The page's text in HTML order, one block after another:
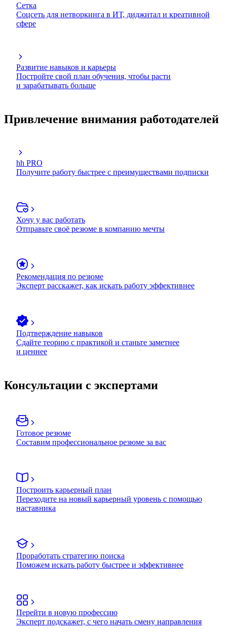
Сетка
Соцсеть для нетворкинга в ИТ, диджитал и креативной
сфере
Развитие навыков и карьеры
Постройте свой план обучения, чтобы расти
и зарабатывать больше
Привлечение внимания работодателей
hh PRO
Получите работу быстрее с преимуществами подписки
Хочу у вас работать
Отправьте своё резюме в компанию мечты
Рекомендация по резюме
Эксперт расскажет, как искать работу эффективнее
Подтверждение навыков
Сдайте теорию с практикой и станьте заметнее
и ценнее
Консультации с экспертами
Готовое резюме
Составим профессиональное резюме за вас
Построить карьерный план
Переходите на новый карьерный уровень с помощью
наставника
Проработать стратегию поиска
Поможем искать работу быстрее и эффективнее
Перейти в новую профессию
Эксперт подскажет, с чего начать смену направления